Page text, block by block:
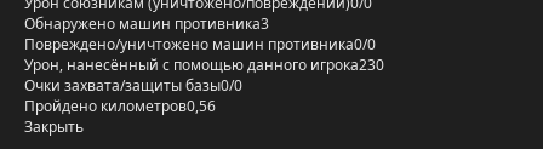
Обнаружено машин противника3
Повреждено/уничтожено машин противника0/0
Урон, нанесённый с помощью данного игрока230
Очки захвата/защиты базы0/0
Пройдено километров0,56
Закрыть